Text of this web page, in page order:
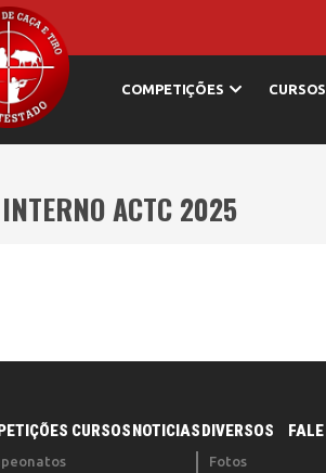
COMPETIÇÕES CURSOS
ACTC 2025
CURSOSNOTICIASDIVERSOS
Fotos
FALE